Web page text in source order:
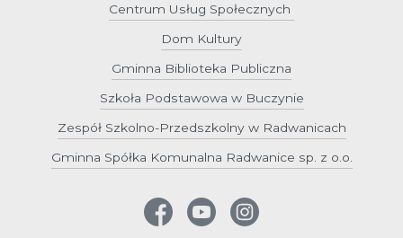
Centrum Usług Społecznych
Dom Kultury
Gminna Biblioteka Publiczna
Szkoła Podstawowa w Buczynie
Zespół Szkolno-Przedszkolny w Radwanicach
Gminna Spółka Komunalna Radwanice sp. z o.o.